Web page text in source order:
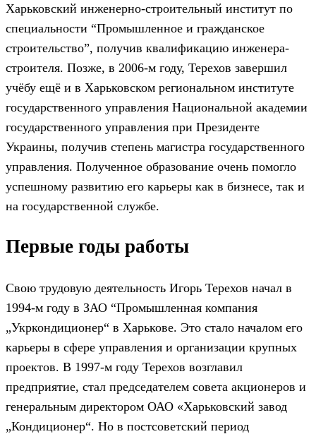
Харьковский инженерно-строительный институт по
специальности “Промышленное и гражданское
строительство”, получив квалификацию инженера-
строителя. Позже, в 2006-м году, Терехов завершил
учёбу ещё и в Харьковском региональном институте
государственного управления Национальной академии
государственного управления при Президенте
Украины, получив степень магистра государственного
управления. Полученное образование очень помогло
успешному развитию его карьеры как в бизнесе, так и
на государственной службе.
Первые годы работы
Свою трудовую деятельность Игорь Терехов начал в
1994-м году в ЗАО “Промышленная компания
„Укркондиционер“ в Харькове. Это стало началом его
карьеры в сфере управления и организации крупных
проектов. В 1997-м году Терехов возглавил
предприятие, стал председателем совета акционеров и
генеральным директором ОАО «Харьковский завод
„Кондиционер“. Но в постсоветский период